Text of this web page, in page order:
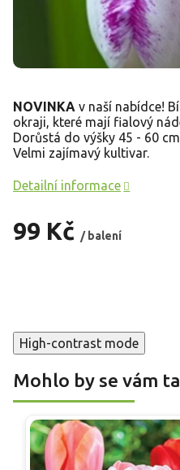
99 Kč / balení
NOVINKA v naší nabídce!
okraji, které mají fialový
Dorůstá do výšky 45 - 60
Velmi zajímavý kultivar.
Detailní informace
High-contrast mode
Mohlo by se vám